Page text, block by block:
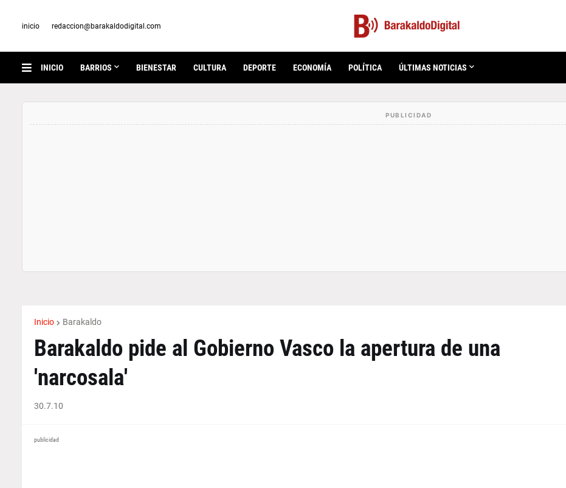
inicio redaccion@barakaldodigital.com
INICIO BARRIOS BIENESTAR CULTURA DEPORTE ECONOMÍA POLÍTICA ÚLTIMAS NOTICIAS
Inicio Barakaldo
Barakaldo pide al Gobierno Vasco la apertura de una
'narcosala'
30.7.10
publicidad